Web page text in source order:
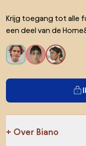
Krijg toegang tot alle
een deel van de
Over Biano